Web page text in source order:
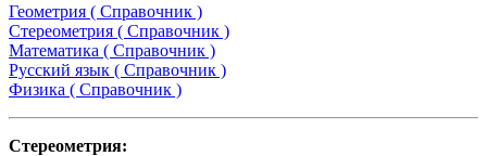
Геометрия ( Справочник )
Стереометрия ( Справочник )
Математика ( Справочник )
Русский язык ( Справочник )
Физика ( Справочник )
Стереометрия: